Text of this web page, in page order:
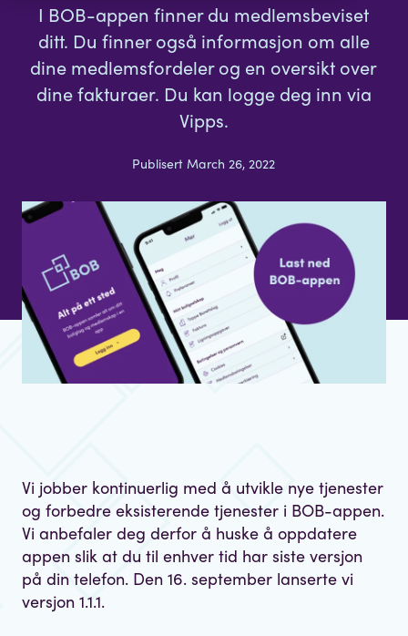
I BOB-appen finner du medlemsbeviset
ditt. Du finner også informasjon om alle
dine medlemsfordeler og en oversikt over
dine fakturaer. Du kan logge deg inn via
Vipps.
Publisert March 26, 2022
Vi jobber kontinuerlig med å utvikle nye tjenester
og forbedre eksisterende tjenester i BOB-appen.
Vi anbefaler deg derfor å huske å oppdatere
appen slik at du til enhver tid har siste versjon
på din telefon. Den 16. september lanserte vi
versjon 1.1.1.